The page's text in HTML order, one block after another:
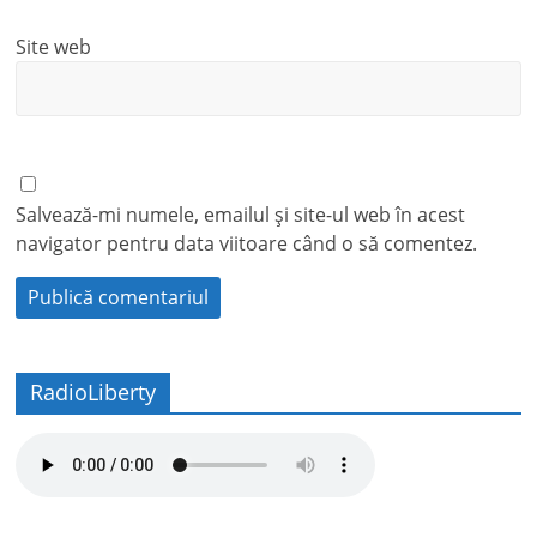
Site web
Salvează-mi numele, emailul și site-ul web în acest
navigator pentru data viitoare când o să comentez.
RadioLiberty